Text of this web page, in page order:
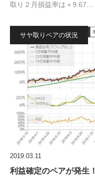
取り２月損益率は＋9.67…
サヤ取りペアの状況
2019.03.11
利益確定のペアが発生！